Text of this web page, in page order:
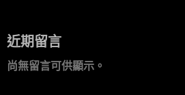
近期留言
尚無留言可供顯示。